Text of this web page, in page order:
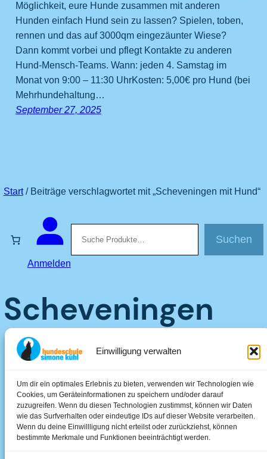
Einwilligung verwalten
Um dir ein optimales Erlebnis zu bieten, verwenden wir Technologien wie
Cookies, um Geräteinformationen zu speichern und/oder darauf
zuzugreifen. Wenn du diesen Technologien zustimmst, können wir Daten
wie das Surfverhalten oder eindeutige IDs auf dieser Website verarbeiten.
Wenn du deine Einwillligung nicht erteilst oder zurückziehst, können
bestimmte Merkmale und Funktionen beeinträchtigt werden.
Möglichkeit, eure Hunde zusammen mit anderen
Hunden einfach Hund sein zu lassen? Spielen, toben,
rennen und das auf 3000qm eingezäunter Wiese?
Dann kommt vorbei und pflegt Kontakte zu anderen
Hund-Mensch-Teams. Wann: jeden 4. Samstag im
Monat von 9:00 – 11:30 UhrKosten: 5,00€ pro Hund (bei
Mehrhundehaltung…
September 27, 2025
Start/ Beiträge verschlagwortet mit „Scheveningen mit Hund“
Anmelden
Suchen
Scheveningen
mit Hund
Ausflüge & Treffen